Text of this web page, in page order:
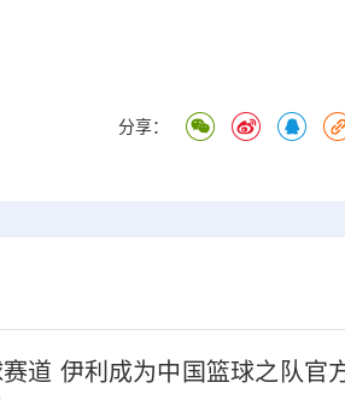
分享：
道 伊利成为中国篮球之队官